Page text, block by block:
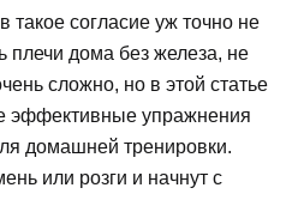
такое согласие уж точно не
плечи дома без железа, не
сложно, но в этой статье
эффективные упражнения
домашней тренировки.
или розги и начнут с